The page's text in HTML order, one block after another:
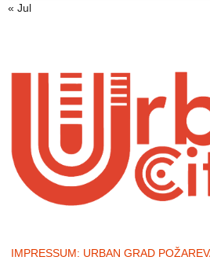
« Jul
IMPRESSUM: URBAN GRAD